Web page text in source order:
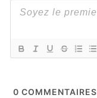
0 COMMENTAIRES